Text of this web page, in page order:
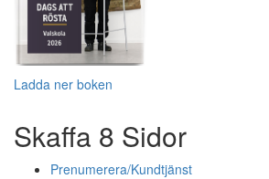
Ladda ner boken
Skaffa 8 Sidor
Prenumerera/Kundtjänst